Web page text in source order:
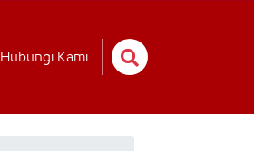
Hubungi Kami